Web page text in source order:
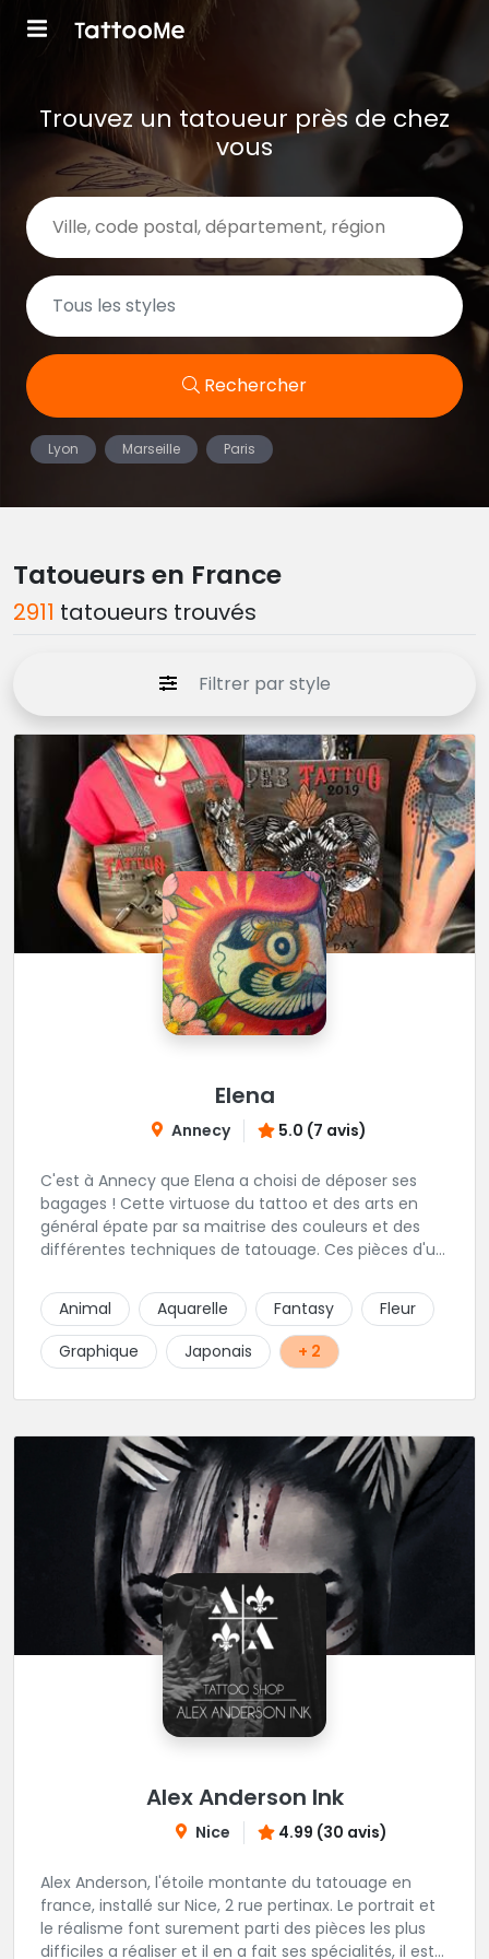
Trouvez un tatoueur près de chez
vous
Rechercher
Lyon Marseille Paris
Tatoueurs en France
2911 tatoueurs trouvés
Filtrer par style
Elena
Annecy 5.0 (7 avis)
C'est à Annecy que Elena a choisi de déposer ses
bagages ! Cette virtuose du tattoo et des arts en
général épate par sa maitrise des couleurs et des
différentes techniques de tatouage. Ces pièces d'un
On vient de très loin pour se faire tatouer par cette
artiste ! N'hésitez pas à la contacter par téléphone:
0648079720 ou messages sur Instagram ou
Facebook.
Animal Aquarelle Fantasy
Fleur
Graphique
Japonais + 2
Alex Anderson Ink
Nice 4.99 (30 avis)
Alex Anderson, l'étoile montante du tatouage en
france, installé sur Nice, 2 rue pertinax. Le portrait et
le réalisme font surement parti des pièces les plus
difficiles a réaliser et il en a fait ses spécialités, il est